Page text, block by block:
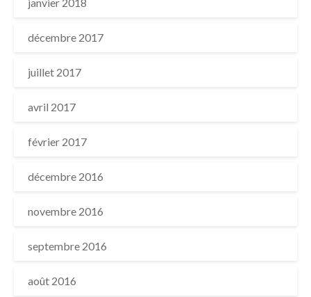
décembre 2017
juillet 2017
avril 2017
février 2017
décembre 2016
novembre 2016
septembre 2016
août 2016